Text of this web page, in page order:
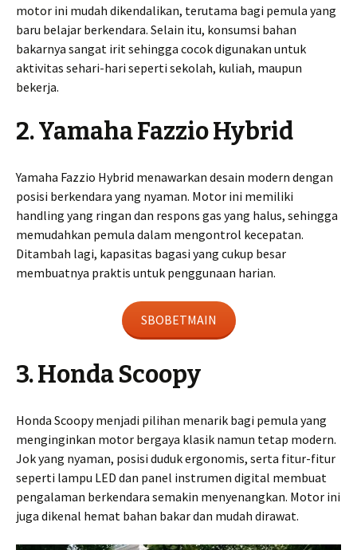
motor ini mudah dikendalikan, terutama bagi pemula yang
baru belajar berkendara. Selain itu, konsumsi bahan
bakarnya sangat irit sehingga cocok digunakan untuk
aktivitas sehari-hari seperti sekolah, kuliah, maupun
bekerja.
2. Yamaha Fazzio Hybrid
Yamaha Fazzio Hybrid menawarkan desain modern dengan
posisi berkendara yang nyaman. Motor ini memiliki
handling yang ringan dan respons gas yang halus, sehingga
memudahkan pemula dalam mengontrol kecepatan.
Ditambah lagi, kapasitas bagasi yang cukup besar
membuatnya praktis untuk penggunaan harian.
SBOBETMAIN
3. Honda Scoopy
Honda Scoopy menjadi pilihan menarik bagi pemula yang
menginginkan motor bergaya klasik namun tetap modern.
Jok yang nyaman, posisi duduk ergonomis, serta fitur-fitur
seperti lampu LED dan panel instrumen digital membuat
pengalaman berkendara semakin menyenangkan. Motor ini
juga dikenal hemat bahan bakar dan mudah dirawat.